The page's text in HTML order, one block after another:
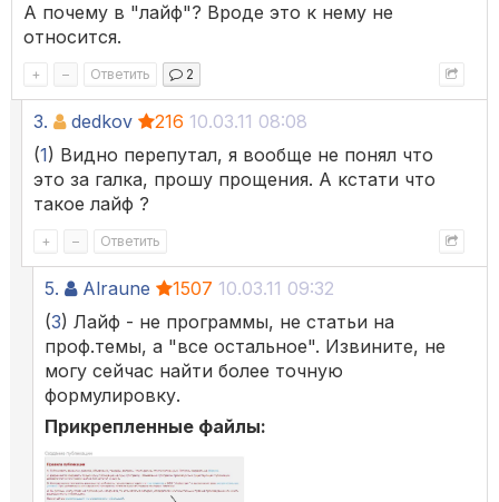
А почему в "лайф"? Вроде это к нему не
относится.
+ – Ответить 2
3. dedkov 216 10.03.11 08:08
(1) Видно перепутал, я вообще не понял что
это за галка, прошу прощения. А кстати что
такое лайф ?
+ – Ответить
5. Alraune 1507 10.03.11 09:32
(3) Лайф - не программы, не статьи на
проф.темы, а "все остальное". Извините, не
могу сейчас найти более точную
формулировку.
Прикрепленные файлы: